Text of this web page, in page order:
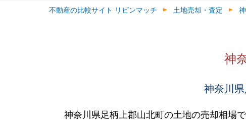
不動産の比較サイト リビンマッチ 土地売却・査定
神
神奈川
神奈川県足柄上郡山北町の土地の売却相場